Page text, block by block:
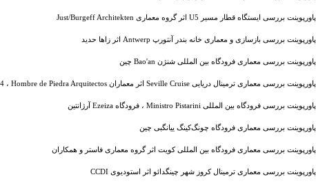
پاورپوینت بررسی ایستگاه قطار مسیر U5 اثر گروه معماری Just/Burgeff Architekten
پاورپوینت بررسی بازسازی و معماری خانه بندر آنتورپ Antwerp اثر زاها حدید
پاورپوینت بررسی معماری فرودگاه بین المللی شنژن Bao'an چین
پاورپوینت بررسی معماری ترمینال دریایی Seville Cruise اثر معماران Buró 4 ، Hombre de Piedra Arquitectos
پاورپوینت بررسی فرودگاه بین المللی Ministro Pistarini ، فرودگاه Ezeiza آرژانتین
پاورپوینت بررسی معماری فرودگاه چونگ‌کینگ ییانگبی چین
پاورپوینت بررسی معماری فرودگاه بین المللی کویت اثر گروه معماری فاستر و همکاران
پاورپوینت بررسی معماری ترمینال کروز شهر چینگدائو اثر استودیوی CCDI